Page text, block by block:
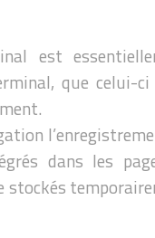
est
que celui-
dans les
stockés